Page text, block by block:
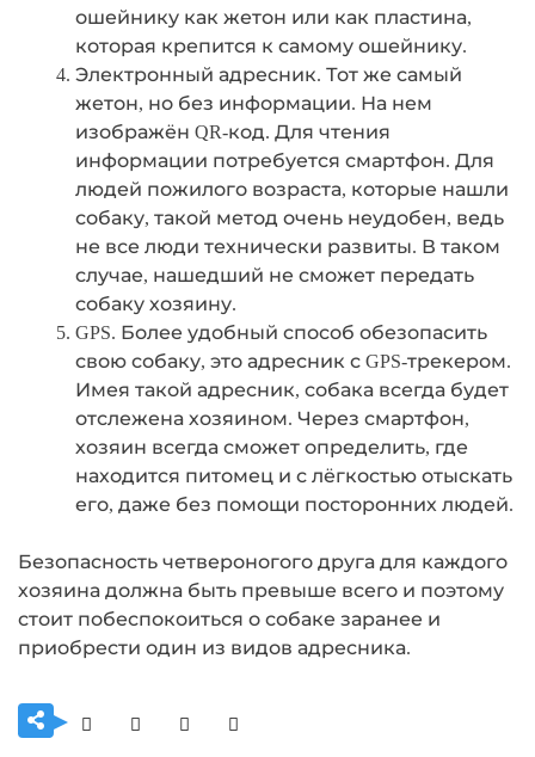
ошейнику как жетон или как пластина,
которая крепится к самому ошейнику.
Электронный адресник. Тот же самый
жетон, но без информации. На нем
изображён QR-код. Для чтения
информации потребуется смартфон. Для
людей пожилого возраста, которые нашли
собаку, такой метод очень неудобен, ведь
не все люди технически развиты. В таком
случае, нашедший не сможет передать
собаку хозяину.
GPS. Более удобный способ обезопасить
свою собаку, это адресник с GPS-трекером.
Имея такой адресник, собака всегда будет
отслежена хозяином. Через смартфон,
хозяин всегда сможет определить, где
находится питомец и с лёгкостью отыскать
его, даже без помощи посторонних людей.
Безопасность четвероногого друга для каждого
хозяина должна быть превыше всего и поэтому
стоит побеспокоиться о собаке заранее и
приобрести один из видов адресника.